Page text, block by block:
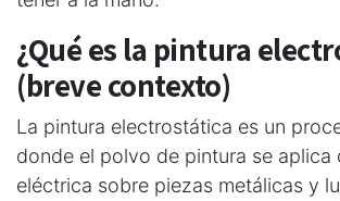
¿Qué es la pintura
(breve contexto)
La pintura electrostática es un
donde el polvo de pintura se aplica
eléctrica sobre piezas metálicas y